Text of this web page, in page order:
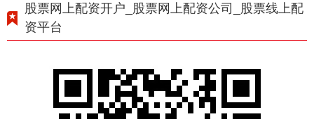
股票网上配资开户_股票网上配资公司_股票线上配
资平台